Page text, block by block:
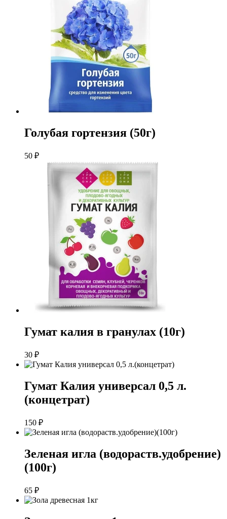
Голубая гортензия (50г)
50 ₽
Гумат калия в гранулах (10г)
30 ₽
Гумат Калия универсал 0,5 л.
(концетрат)
150 ₽
Зеленая игла (водораств.удобрение)
(100г)
65 ₽